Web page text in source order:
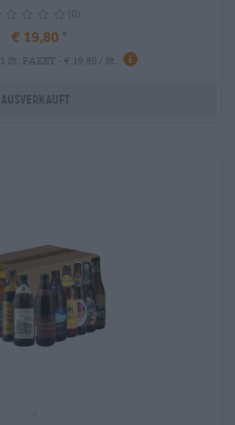
(0)
€ 19,80
1 St. PAKET - € 19,80 / St. info
Ausverkauft
-